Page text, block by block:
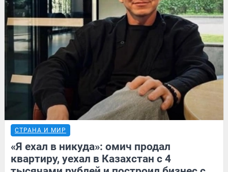
СТРАНА И МИР
«Я ехал в никуда»: омич продал
квартиру, уехал в Казахстан с 4